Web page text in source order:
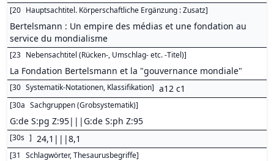
[20 Hauptsachtitel. Körperschaftliche Ergänzung : Zusatz]
Bertelsmann : Un empire des médias et une fondation au
service du mondialisme
[23 Nebensachtitel (Rücken-, Umschlag- etc. -Titel)]
La Fondation Bertelsmann et la "gouvernance mondiale"
[30 Systematik-Notationen, Klassifikation] a12 c1
[30a Sachgruppen (Grobsystematik)]
G:de S:pg Z:95|||G:de S:ph Z:95
[30s ] 24,1|||8,1
[31 Schlagwörter, Thesaurusbegriffe]